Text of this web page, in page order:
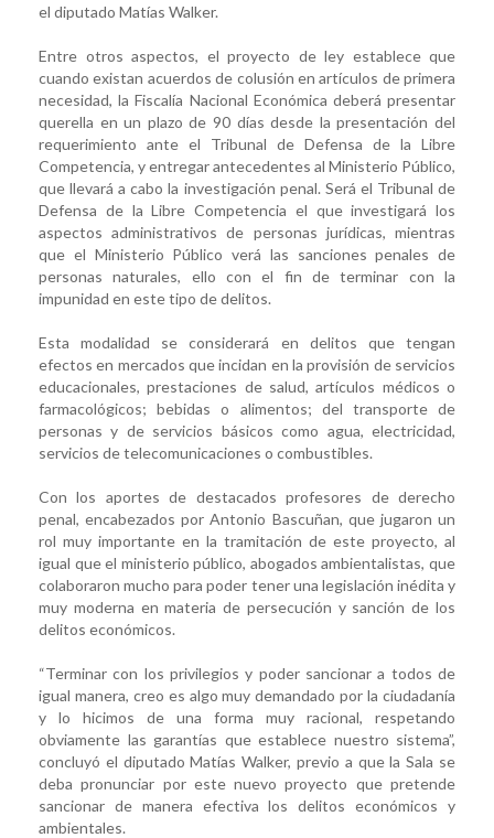
el diputado Matías Walker.
Entre otros aspectos, el proyecto de ley establece que
cuando existan acuerdos de colusión en artículos de primera
necesidad, la Fiscalía Nacional Económica deberá presentar
querella en un plazo de 90 días desde la presentación del
requerimiento ante el Tribunal de Defensa de la Libre
Competencia, y entregar antecedentes al Ministerio Público,
que llevará a cabo la investigación penal. Será el Tribunal de
Defensa de la Libre Competencia el que investigará los
aspectos administrativos de personas jurídicas, mientras
que el Ministerio Público verá las sanciones penales de
personas naturales, ello con el fin de terminar con la
impunidad en este tipo de delitos.
Esta modalidad se considerará en delitos que tengan
efectos en mercados que incidan en la provisión de servicios
educacionales, prestaciones de salud, artículos médicos o
farmacológicos; bebidas o alimentos; del transporte de
personas y de servicios básicos como agua, electricidad,
servicios de telecomunicaciones o combustibles.
Con los aportes de destacados profesores de derecho
penal, encabezados por Antonio Bascuñan, que jugaron un
rol muy importante en la tramitación de este proyecto, al
igual que el ministerio público, abogados ambientalistas, que
colaboraron mucho para poder tener una legislación inédita y
muy moderna en materia de persecución y sanción de los
delitos económicos.
“Terminar con los privilegios y poder sancionar a todos de
igual manera, creo es algo muy demandado por la ciudadanía
y lo hicimos de una forma muy racional, respetando
obviamente las garantías que establece nuestro sistema”,
concluyó el diputado Matías Walker, previo a que la Sala se
deba pronunciar por este nuevo proyecto que pretende
sancionar de manera efectiva los delitos económicos y
ambientales.